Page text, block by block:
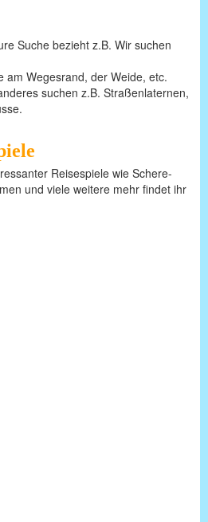
Suche bezieht z.B. Wir suchen
am Wegesrand, der Weide, etc.
suchen z.B. Straßenlaternen,
Reisespiele wie Schere-
und viele weitere mehr findet ihr